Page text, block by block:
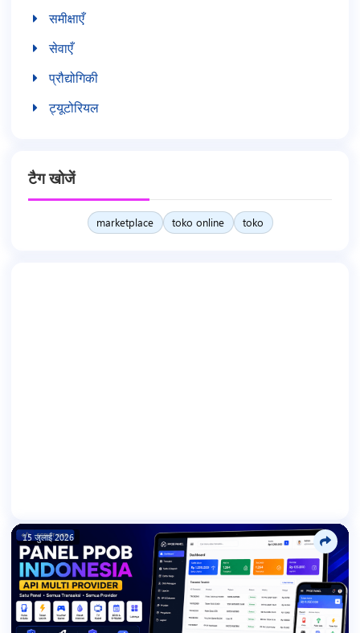
समीक्षाएँ
सेवाएँ
प्रौद्योगिकी
ट्यूटोरियल
टैग खोजें
marketplace toko online toko
15 जुलाई 2026